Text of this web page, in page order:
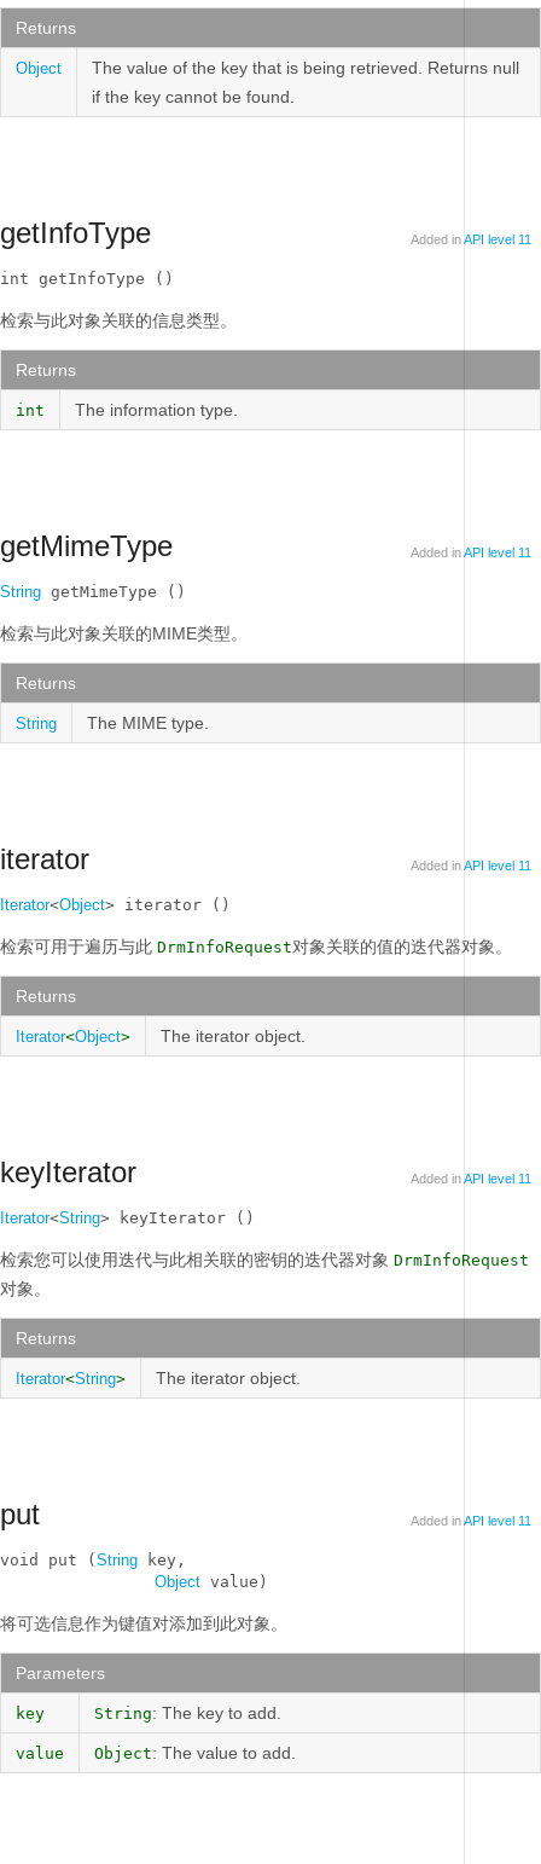
Returns
Object
The value of the key that is being retrieved. Returns null
if the key cannot be found.
getInfoType Added inAPI level 11
int getInfoType ()
检索与此对象关联的信息类型。
Returns
int The information type.
getMimeType Added inAPI level 11
String getMimeType ()
检索与此对象关联的MIME类型。
Returns
String The MIME type.
iterator Added inAPI level 11
Iterator<Object> iterator ()
检索可用于遍历与此 DrmInfoRequest对象关联的值的迭代器对象。
Returns
Iterator<Object> The iterator object.
keyIterator Added inAPI level 11
Iterator<String> keyIterator ()
检索您可以使用迭代与此相关联的密钥的迭代器对象 DrmInfoRequest
对象。
Returns
Iterator<String> The iterator object.
put Added inAPI level 11
void put ( String key,
Object value)
将可选信息作为键值对添加到此对象。
Parameters
key String: The key to add.
value Object: The value to add.